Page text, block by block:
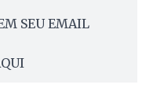
SEU EMAIL